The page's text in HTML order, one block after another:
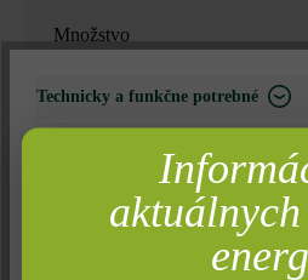
Množstvo
149,90 €*
Nájdite predajcu vo
Technicky a funkčne potrebné
Komfort (funkčnosť stránky)